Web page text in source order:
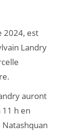
2024, est
Landry
auront
h en
Natashquan